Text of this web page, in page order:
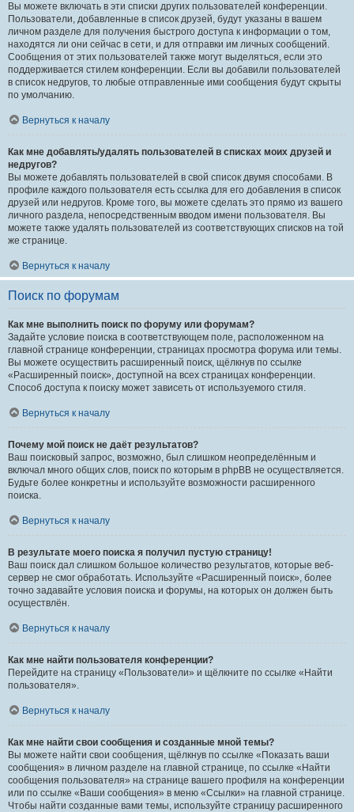
Вы можете включать в эти списки других пользователей конференции.
Пользователи, добавленные в список друзей, будут указаны в вашем
личном разделе для получения быстрого доступа к информации о том,
находятся ли они сейчас в сети, и для отправки им личных сообщений.
Сообщения от этих пользователей также могут выделяться, если это
поддерживается стилем конференции. Если вы добавили пользователей
в список недругов, то любые отправленные ими сообщения будут скрыты
по умолчанию.
Вернуться к началу
Как мне добавлять/удалять пользователей в списках моих друзей и
недругов?
Вы можете добавлять пользователей в свой список двумя способами. В
профиле каждого пользователя есть ссылка для его добавления в список
друзей или недругов. Кроме того, вы можете сделать это прямо из вашего
личного раздела, непосредственным вводом имени пользователя. Вы
можете также удалять пользователей из соответствующих списков на той
же странице.
Вернуться к началу
Поиск по форумам
Как мне выполнить поиск по форуму или форумам?
Задайте условие поиска в соответствующем поле, расположенном на
главной странице конференции, страницах просмотра форума или темы.
Вы можете осуществить расширенный поиск, щёлкнув по ссылке
«Расширенный поиск», доступной на всех страницах конференции.
Способ доступа к поиску может зависеть от используемого стиля.
Вернуться к началу
Почему мой поиск не даёт результатов?
Ваш поисковый запрос, возможно, был слишком неопределённым и
включал много общих слов, поиск по которым в phpBB не осуществляется.
Будьте более конкретны и используйте возможности расширенного
поиска.
Вернуться к началу
В результате моего поиска я получил пустую страницу!
Ваш поиск дал слишком большое количество результатов, которые веб-
сервер не смог обработать. Используйте «Расширенный поиск», более
точно задавайте условия поиска и форумы, на которых он должен быть
осуществлён.
Вернуться к началу
Как мне найти пользователя конференции?
Перейдите на страницу «Пользователи» и щёлкните по ссылке «Найти
пользователя».
Вернуться к началу
Как мне найти свои сообщения и созданные мной темы?
Вы можете найти свои сообщения, щёлкнув по ссылке «Показать ваши
сообщения» в личном разделе на главной странице, по ссылке «Найти
сообщения пользователя» на странице вашего профиля на конференции
или по ссылке «Ваши сообщения» в меню «Ссылки» на главной странице.
Чтобы найти созданные вами темы, используйте страницу расширенного